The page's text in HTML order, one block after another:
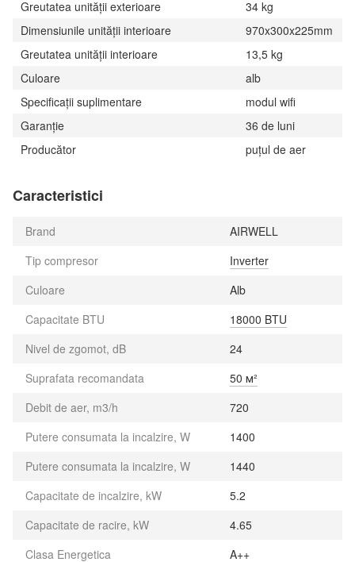
Greutatea unității exterioare
34 kg
Dimensiunile unității interioare
970x300x225mm
Greutatea unității interioare
13,5 kg
Culoare
alb
Specificații suplimentare
modul wifi
Garanție
36 de luni
Producător
puţul de aer
Caracteristici
Brand
AIRWELL
Tip compresor
Inverter
Culoare
Alb
Capacitate BTU
18000 BTU
Nivel de zgomot, dB
24
Suprafata recomandata
50 м²
Debit de aer, m3/h
720
Putere consumata la incalzire, W
1400
Putere consumata la incalzire, W
1440
Capacitate de incalzire, kW
5.2
Capacitate de racire, kW
4.65
Clasa Energetica
A++